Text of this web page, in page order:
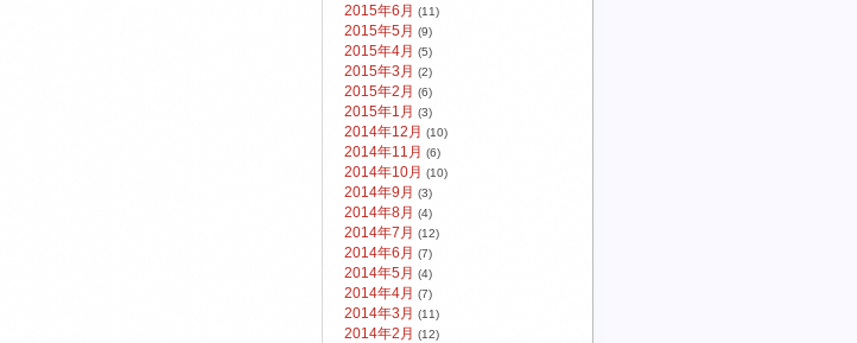
2015年6月 (11)
2015年5月 (9)
2015年4月 (5)
2015年3月 (2)
2015年2月 (6)
2015年1月 (3)
2014年12月 (10)
2014年11月 (6)
2014年10月 (10)
2014年9月 (3)
2014年8月 (4)
2014年7月 (12)
2014年6月 (7)
2014年5月 (4)
2014年4月 (7)
2014年3月 (11)
2014年2月 (12)